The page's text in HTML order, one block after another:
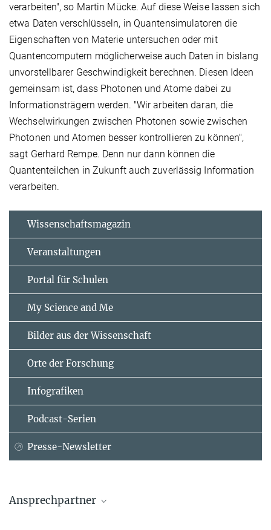
verarbeiten", so Martin Mücke. Auf diese Weise lassen sich
etwa Daten verschlüsseln, in Quantensimulatoren die
Eigenschaften von Materie untersuchen oder mit
Quantencomputern möglicherweise auch Daten in bislang
unvorstellbarer Geschwindigkeit berechnen. Diesen Ideen
gemeinsam ist, dass Photonen und Atome dabei zu
Informationsträgern werden. "Wir arbeiten daran, die
Wechselwirkungen zwischen Photonen sowie zwischen
Photonen und Atomen besser kontrollieren zu können",
sagt Gerhard Rempe. Denn nur dann können die
Quantenteilchen in Zukunft auch zuverlässig Information
verarbeiten.
Wissenschaftsmagazin
Veranstaltungen
Portal für Schulen
My Science and Me
Bilder aus der Wissenschaft
Orte der Forschung
Infografiken
Podcast-Serien
Presse-Newsletter
Ansprechpartner